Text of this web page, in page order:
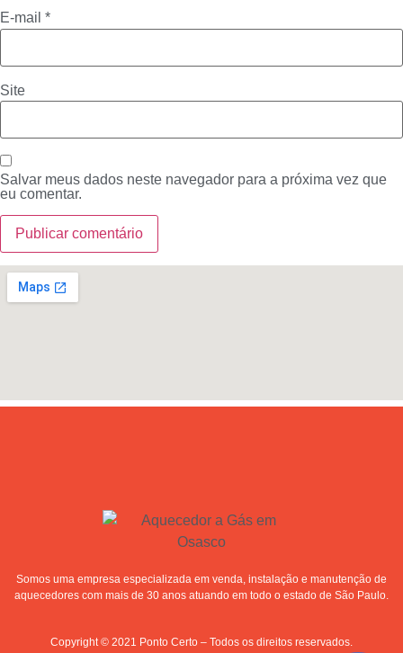
E-mail *
Site
Salvar meus dados neste navegador para a próxima vez que
eu comentar.
Somos uma empresa especializada em venda, instalação e manutenção de
aquecedores com mais de 30 anos atuando em todo o estado de São Paulo.
Copyright © 2021 Ponto Certo – Todos os direitos reservados.